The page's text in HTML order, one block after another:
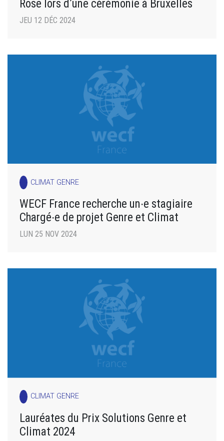
Rose lors d’une cérémonie à Bruxelles
JEU 12 DÉC 2024
CLIMAT GENRE
WECF France recherche un∙e stagiaire
Chargé∙e de projet Genre et Climat
LUN 25 NOV 2024
CLIMAT GENRE
Lauréates du Prix Solutions Genre et
Climat 2024